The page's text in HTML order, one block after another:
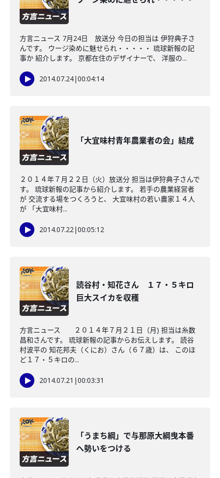
方言ニュース 7月24日 放送分 今日の担当は 伊狩典子さ
んです。 ウージ染めに魅せられ・・・・・ 琉球新報の記
事か 紹介します。 京都在住のデザイナーで、 洋服の...
2014.07.24|00:04:14
「大宜味村青年農業者の会」結成
２０１４年７月２２日（火）放送分 担当は伊狩典子さんで
す。 琉球新報の記事から紹介します。 若手の農業経営者
が 交流する場をつくろうと、 大宜味村の若い農家１４人
が 「大宜味村...
2014.07.22|00:05:12
読谷村・知花さん １７・５キロ
巨大スイカを収穫
方言ニュース ２０１４年７月２１日（月) 担当は糸数
昌和さんです。 琉球新報の記事からお伝えします。 読谷
村波平の 知花邦夫（くにお）さん（６７歳）は、 このほ
ど１７・５キロの...
2014.07.21 |00:03:31
「うまち綱」で与那原大綱曳本番
へ勢いをつける